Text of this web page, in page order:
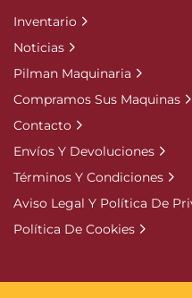
Inventario
Noticias
Pilman Maquinaria
Compramos Sus Maquinas
Contacto
Envíos Y Devoluciones
Términos Y Condiciones
Aviso Legal Y Política De
Política De Cookies